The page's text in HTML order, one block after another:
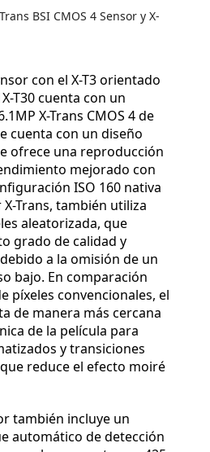
BSI CMOS 4 Sensor y X-
con el X-T3 orientado
T30 cuenta con un
X-Trans CMOS 4 de
cuenta con un diseño
ofrece una reproducción
mejorado con
ISO 160 nativa
Trans, también utiliza
aleatorizada, que
grado de calidad y
a la omisión de un
bajo. En comparación
píxeles convencionales, el
de manera más cercana
de la película para
y transiciones
reduce el efecto moiré
también incluye un
automático de detección